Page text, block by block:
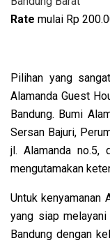
Rate mulai Rp
Pilihan yang
Alamanda Guest
Bandung. Bumi
Sersan Bajuri,
jl. Alamanda no.5,
mengutamakan
Untuk kenyamanan
yang siap
Bandung dengan